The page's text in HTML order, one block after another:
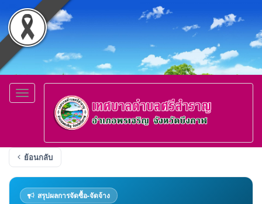
Toggle
navigation
ย้อนกลับ
สรุปผลการจัดซื้อ-จัดจ้าง